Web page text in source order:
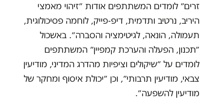
זרים״ לומדים המשתתפים אודות ״זיהוי מאמצי
היריב, נרטיב ותדמית, דיפ-פייק, לוחמה פסיכולוגית,
תעמולה, הונאה, לגיטימציה והסברה״. באשכול
״תכנון, הפעלה והערכת קמפיין״ המשתתפים
לומדים על ״שיקולים וציפיות מהדרג המדיני, מודיעין
צבאי, מודיעין תרבותי״, וכן ״יכולת איסוף ומחקר של
מודיעין להשפעה״.